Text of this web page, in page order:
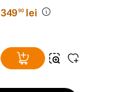
34990 lei